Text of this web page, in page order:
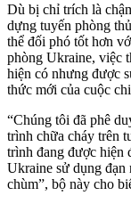
Dù bị chỉ trích là
dựng tuyến phòng
thể đối phó tốt hơn
phòng Ukraine, việc
hiện có nhưng được
thức mới của cuộc
“Chúng tôi đã phê
trình chữa cháy trên
trình đang được hiện
Ukraine sử dụng
chùm”, bộ này cho